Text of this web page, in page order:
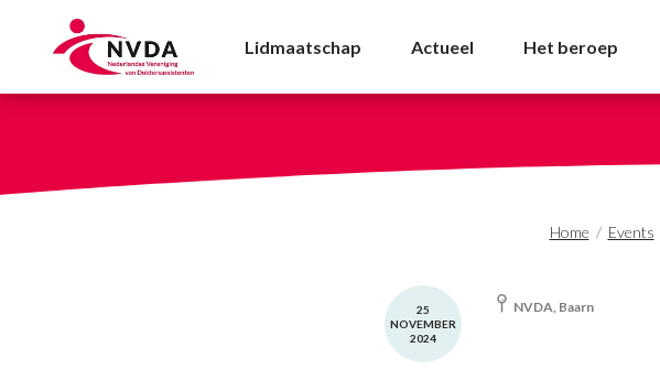
Ledenraad vergadering
Lidmaatschap Actueel Het beroep
Home / Events
25
NOVEMBER
2024
NVDA, Baarn